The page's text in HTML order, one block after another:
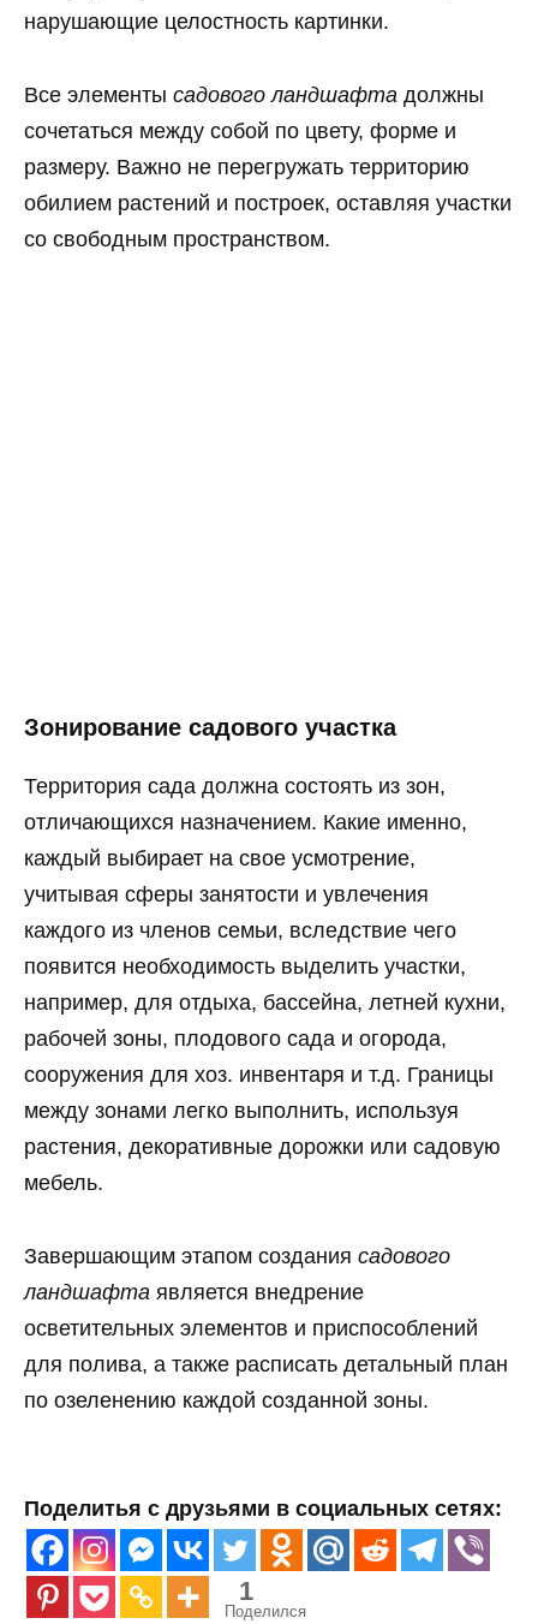
нарушающие целостность картинки.
Все элементы садового ландшафта должны
сочетаться между собой по цвету, форме и
размеру. Важно не перегружать территорию
обилием растений и построек, оставляя участки
со свободным пространством.
Зонирование садового участка
Территория сада должна состоять из зон,
отличающихся назначением. Какие именно,
каждый выбирает на свое усмотрение,
учитывая сферы занятости и увлечения
каждого из членов семьи, вследствие чего
появится необходимость выделить участки,
например, для отдыха, бассейна, летней кухни,
рабочей зоны, плодового сада и огорода,
сооружения для хоз. инвентаря и т.д. Границы
между зонами легко выполнить, используя
растения, декоративные дорожки или садовую
мебель.
Завершающим этапом создания садового
ландшафта является внедрение
осветительных элементов и приспособлений
для полива, а также расписать детальный план
по озеленению каждой созданной зоны.
Поделитья с друзьями в социальных сетях:
1
Поделился